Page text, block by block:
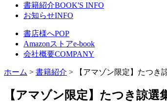
書籍紹介BOOK'S INFO
お知らせINFO
書店様へPOP
Amazonストアe-book
会社概要COMPANY
ホーム > 書籍紹介 > 【アマゾン限定】たつき
【アマゾン限定】たつき諒選